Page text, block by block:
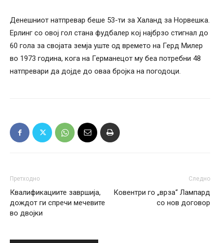
Денешниот натпревар беше 53-ти за Халанд за Норвешка.
Ерлинг со овој гол стана фудбалер кој најбрзо стигнал до
60 гола за својата земја уште од времето на Герд Милер
во 1973 година, кога на Германецот му беа потребни 48
натпревари да дојде до оваа бројка на погодоци.
Претходно
Квалификациите завршија,
дождот ги спречи мечевите
во двојки
Следно
Ковентри го „врза“ Лампард
со нов договор